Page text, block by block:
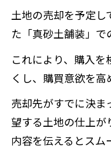
土地の売却を予定し
た「真砂土舗装」で
これにより、購入
くし、購買意欲を高
売却先がすでに決ま
望する土地の仕上が
内容を伝えるとスム